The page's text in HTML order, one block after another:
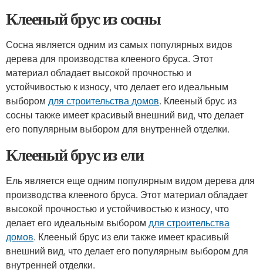
Клееный брус из сосны
Сосна является одним из самых популярных видов
дерева для производства клееного бруса. Этот
материал обладает высокой прочностью и
устойчивостью к износу, что делает его идеальным
выбором для строительства домов. Клееный брус из
сосны также имеет красивый внешний вид, что делает
его популярным выбором для внутренней отделки.
Клееный брус из ели
Ель является еще одним популярным видом дерева для
производства клееного бруса. Этот материал обладает
высокой прочностью и устойчивостью к износу, что
делает его идеальным выбором для строительства
домов. Клееный брус из ели также имеет красивый
внешний вид, что делает его популярным выбором для
внутренней отделки.